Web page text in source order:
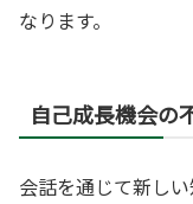
なります。
自己成長機会の
会話を通じて新し